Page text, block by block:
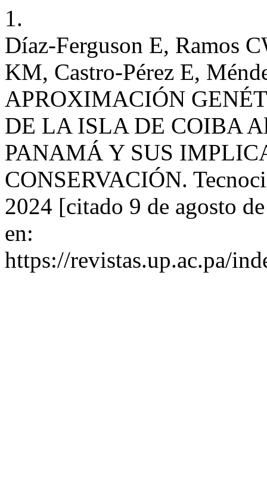
1.
Díaz-Ferguson E, Ramos
KM, Castro-Pérez E,
APROXIMACIÓN
DE LA ISLA DE COIBA
PANAMÁ Y SUS
CONSERVACIÓN.
2024 [citado 9 de agosto
en:
https://revistas.up.ac.pa/